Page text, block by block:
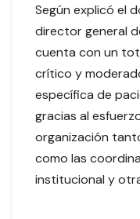
Según explicó el
director general
cuenta con un
crítico y
específica de
gracias al
organización
como las
institucional y